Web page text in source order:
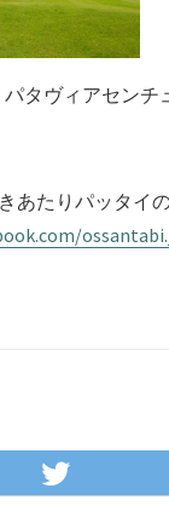
タヴィアセン
あたりパッタイ
Twitter
で